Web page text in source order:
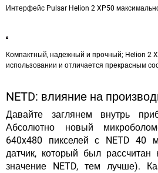
Интерфейс Pulsar Helion 2 XP50
Компактный, надежный и прочный; Helion 2
использовании и отличается прекрасным
NETD: влияние на
Давайте заглянем внутрь
Абсолютно новый
640x480 пикселей с NETD 40
датчик, который был
значение NETD, тем лучше).